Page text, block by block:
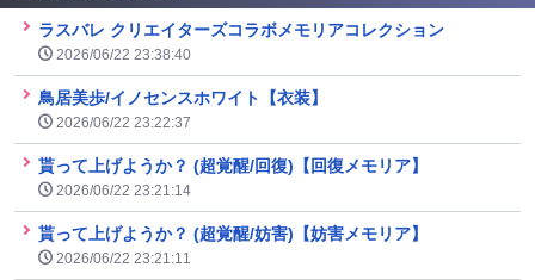
ラスバレ クリエイターズコラボメモリアコレクション
2026/06/22 23:38:40
鳥居美歩/イノセンスホワイト【衣装】
2026/06/22 23:22:37
貰って上げようか？ (超覚醒/回復)【回復メモリア】
2026/06/22 23:21:14
貰って上げようか？ (超覚醒/妨害)【妨害メモリア】
2026/06/22 23:21:11